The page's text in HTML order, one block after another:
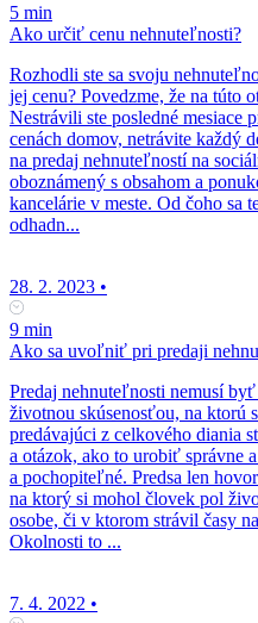
5 min
Ako určiť cenu nehnuteľnosti?
Rozhodli ste sa svoju
jej cenu? Povedzme, že na túto
Nestrávili ste posledné mesiace
cenách domov, netrávite každý
na predaj nehnuteľností na
oboznámený s obsahom a
kancelárie v meste. Od čoho sa
odhadn...
28. 2. 2023 •
9 min
Ako sa uvoľniť pri predaji
Predaj nehnuteľnosti nemusí
životnou skúsenosťou, na ktorú
predávajúci z celkového diania
a otázok, ako to urobiť správne
a pochopiteľné. Predsa len
na ktorý si mohol človek pol
osobe, či v ktorom strávil časy
Okolnosti to ...
7. 4. 2022 •